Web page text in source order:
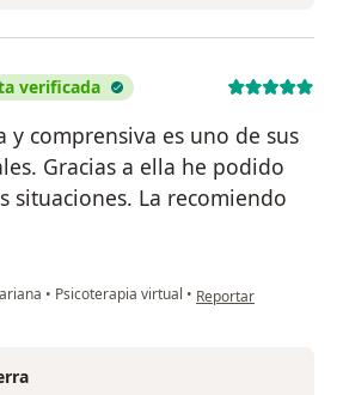
verificada
y comprensiva es uno de sus
Gracias a ella he podido
situaciones. La recomiendo
• Psicoterapia virtual • en opinión del
Reportar